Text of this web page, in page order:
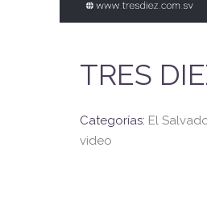
TRES
Categorías: El
video